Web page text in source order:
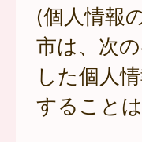
(個人情報
市は、次
した個人
すること